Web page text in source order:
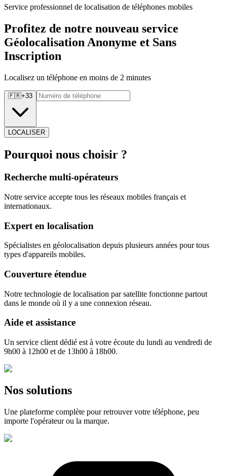
Service professionnel de localisation de téléphones mobiles
Profitez de notre nouveau service
Géolocalisation Anonyme et Sans
Inscription
Localisez un téléphone en moins de 2 minutes
🇫🇷+33
LOCALISER
Pourquoi nous choisir ?
Recherche multi-opérateurs
Notre service accepte tous les réseaux mobiles français et
internationaux.
Expert en localisation
Spécialistes en géolocalisation depuis plusieurs années pour tous
types d'appareils mobiles.
Couverture étendue
Notre technologie de localisation par satellite fonctionne partout
dans le monde où il y a une connexion réseau.
Aide et assistance
Un service client dédié est à votre écoute du lundi au vendredi de
9h00 à 12h00 et de 13h00 à 18h00.
Nos solutions
Une plateforme complète pour retrouver votre téléphone, peu
importe l'opérateur ou la marque.